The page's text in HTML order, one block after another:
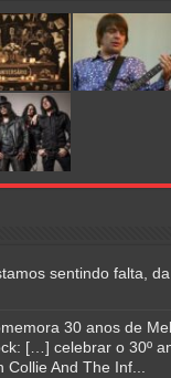
sentindo falta,
30 anos de
[…] celebrar o 30º
And The Inf...